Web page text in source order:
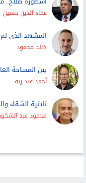
المشهد الذى لم
خالد محمود
بين المساحة
أحمد عبد ربه
ثلاثية الشقاء
محمود عبد الشكور